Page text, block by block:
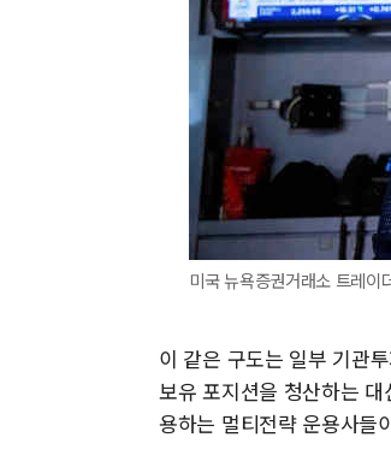
미국 뉴욕증권거래소 트레이
이 같은 구도는 일부 기관
보유 포지션을 청산하는
용하는 멀티전략 운용사들